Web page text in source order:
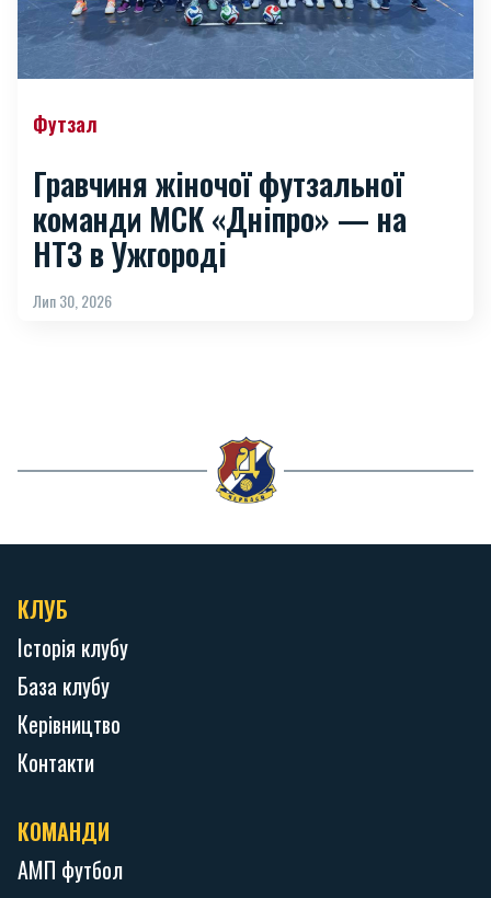
Футзал
Гравчиня жіночої футзальної
команди МСК «Дніпро» — на
НТЗ в Ужгороді
Лип 30, 2026
КЛУБ
Історія клубу
База клубу
Керівництво
Контакти
КОМАНДИ
АМП футбол